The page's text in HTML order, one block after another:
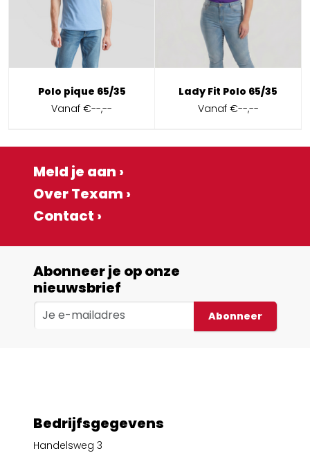
Polo pique 65/35
Vanaf€--,--
Lady Fit Polo 65/35
Vanaf €--,--
Meld je aan ›
Over Texam ›
Contact ›
Abonneer je op onze
nieuwsbrief
Abonneer
Bedrijfsgegevens
Handelsweg 3